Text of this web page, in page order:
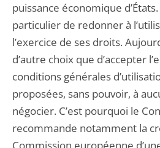
puissance économique
particulier de redonner à
l’exercice de ses droits.
d’autre choix que d’accepter
conditions générales
proposées, sans pouvoir, à
négocier. C’est pourquoi le
recommande notamment la